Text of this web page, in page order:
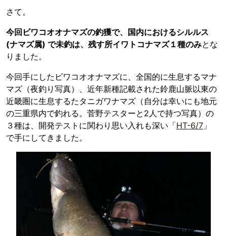
さて。
今回ビワコオオナマズの釣獲で、国内におけるシルルス
(ナマズ属) で未釣は、残す所イワトコナマズ１種のみとな
りました。
今回手にしたビワコオオナマズに、全国的に生息するマナ
マズ（夜釣り写真）、近年新種記載された鈴鹿山脈以東の
近畿圏に生息するたタニガワナマズ（自分は幸いにも地元
の三重県内で釣れる。菅野テスターと2人で持つ写真）の
３種は、開発テストに関わり思い入れも深い「HT-6/7 」
で手にしてきました。